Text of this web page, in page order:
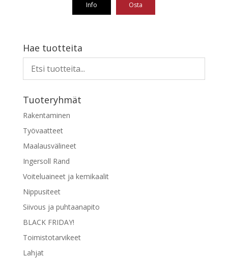
Info Osta
on
useampi
muunnelma.
Voit
valinnat
tuotteen
Hae tuotteita
Tuoteryhmät
Rakentaminen
Työvaatteet
Maalausvälineet
Ingersoll Rand
Voiteluaineet ja kemikaalit
Nippusiteet
Siivous ja puhtaanapito
BLACK FRIDAY!
Toimistotarvikeet
Lahjat